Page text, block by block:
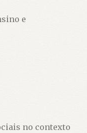
e
no contexto